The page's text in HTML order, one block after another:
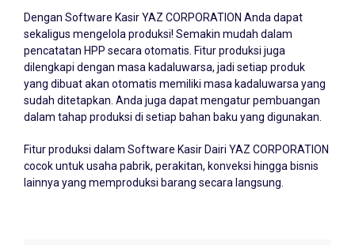
sekaligus mengelola produksi! Semakin mudah dalam
pencatatan HPP secara otomatis. Fitur produksi juga
dilengkapi dengan masa kadaluwarsa, jadi setiap produk
yang dibuat akan otomatis memiliki masa kadaluwarsa yang
sudah ditetapkan. Anda juga dapat mengatur pembuangan
dalam tahap produksi di setiap bahan baku yang digunakan.
cocok untuk usaha pabrik, perakitan, konveksi hingga bisnis
lainnya yang memproduksi barang secara langsung.